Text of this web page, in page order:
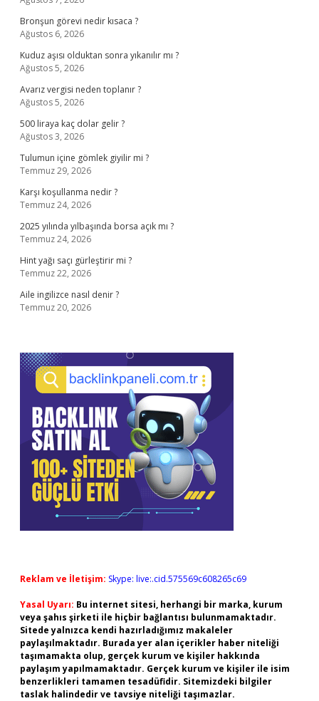
Bronşun görevi nedir kısaca ?
Ağustos 6, 2026
Kuduz aşısı olduktan sonra yıkanılır mı ?
Ağustos 5, 2026
Avarız vergisi neden toplanır ?
Ağustos 5, 2026
500 liraya kaç dolar gelir ?
Ağustos 3, 2026
Tulumun içine gömlek giyilir mi ?
Temmuz 29, 2026
Karşı koşullanma nedir ?
Temmuz 24, 2026
2025 yılında yılbaşında borsa açık mı ?
Temmuz 24, 2026
Hint yağı saçı gürleştirir mi ?
Temmuz 22, 2026
Aile ingilizce nasıl denir ?
Temmuz 20, 2026
Reklam ve İletişim: Skype: live:.cid.575569c608265c69
Yasal Uyarı: Bu internet sitesi, herhangi bir marka, kurum
veya şahıs şirketi ile hiçbir bağlantısı bulunmamaktadır.
Sitede yalnızca kendi hazırladığımız makaleler
paylaşılmaktadır. Burada yer alan içerikler haber niteliği
taşımamakta olup, gerçek kurum ve kişiler hakkında
paylaşım yapılmamaktadır. Gerçek kurum ve kişiler ile isim
benzerlikleri tamamen tesadüfidir. Sitemizdeki bilgiler
taslak halindedir ve tavsiye niteliği taşımazlar.